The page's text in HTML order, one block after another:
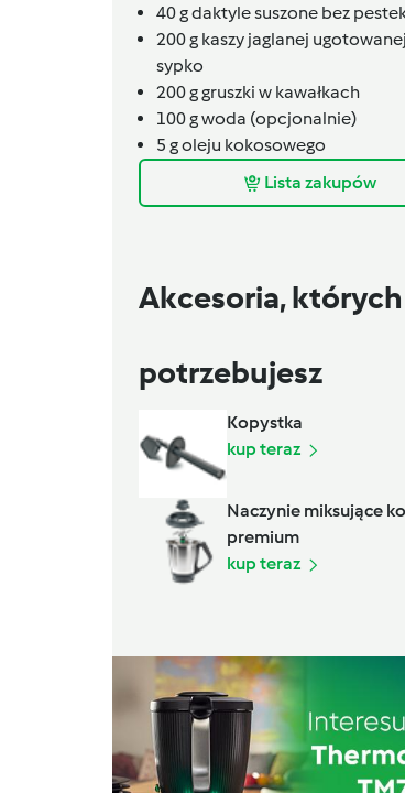
40gdaktyle suszone bez
200g kaszy jaglanej
sypko
200ggruszki w kawałkach
100gwoda (opcjonalnie)
5 goleju kokosowego
Lista zakupów
Akcesoria, których
potrzebujesz
Kopystka
kup teraz
Naczynie miksujące
premium
kup teraz